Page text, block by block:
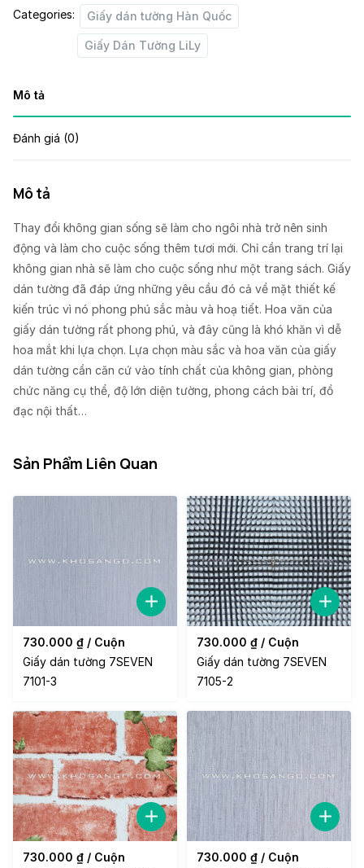
Categories: Giấy dán tường Hàn Quốc
Giấy Dán Tường LiLy
Mô tả
Đánh giá (0)
Mô tả
Thay đổi không gian sống sẽ làm cho ngôi nhà trở nên sinh
động và làm cho cuộc sống thêm tươi mới. Chỉ cần trang trí lại
không gian nhà sẽ làm cho cuộc sống như một trang sách. Giấy
dán tường đã đáp ứng những yêu cầu đó cả về mặt thiết kế
kiến trúc vì nó phong phú sắc màu và hoạ tiết. Hoa văn của
giấy dán tường rất phong phú, và đây cũng là khó khăn vì dễ
hoa mắt khi lựa chọn. Lựa chọn màu sắc và hoa văn của giấy
dán tường cần căn cứ vào tính chất của không gian, phòng
chức năng cụ thể, độ lớn diện tường, phong cách bài trí, đồ
đạc nội thất…
Sản Phẩm Liên Quan
730.000 ₫ / Cuộn
Giấy dán tường 7SEVEN
7101-3
730.000 ₫ / Cuộn
Giấy dán tường 7SEVEN
7105-2
730.000 ₫ / Cuộn
730.000 ₫ / Cuộn